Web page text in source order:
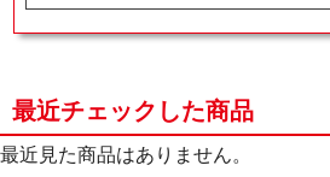
最近チェックした商品
最近見た商品はありません。